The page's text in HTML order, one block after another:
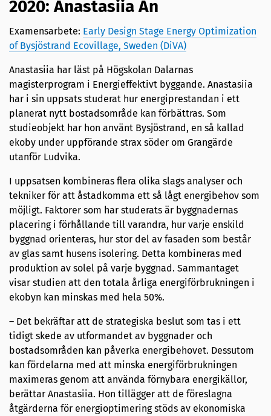
2020: Anastasiia An
Examensarbete: Early Design Stage Energy Optimization
of Bysjöstrand Ecovillage, Sweden (DiVA)
Anastasiia har läst på Högskolan Dalarnas
magisterprogram i Energieffektivt byggande. Anastasiia
har i sin uppsats studerat hur energiprestandan i ett
planerat nytt bostadsområde kan förbättras. Som
studieobjekt har hon använt Bysjöstrand, en så kallad
ekoby under uppförande strax söder om Grangärde
utanför Ludvika.
I uppsatsen kombineras flera olika slags analyser och
tekniker för att åstadkomma ett så lågt energibehov som
möjligt. Faktorer som har studerats är byggnadernas
placering i förhållande till varandra, hur varje enskild
byggnad orienteras, hur stor del av fasaden som består
av glas samt husens isolering. Detta kombineras med
produktion av solel på varje byggnad. Sammantaget
visar studien att den totala årliga energiförbrukningen i
ekobyn kan minskas med hela 50%.
– Det bekräftar att de strategiska beslut som tas i ett
tidigt skede av utformandet av byggnader och
bostadsområden kan påverka energibehovet. Dessutom
kan fördelarna med att minska energiförbrukningen
maximeras genom att använda förnybara energikällor,
berättar Anastasiia. Hon tillägger att de föreslagna
åtgärderna för energioptimering stöds av ekonomiska